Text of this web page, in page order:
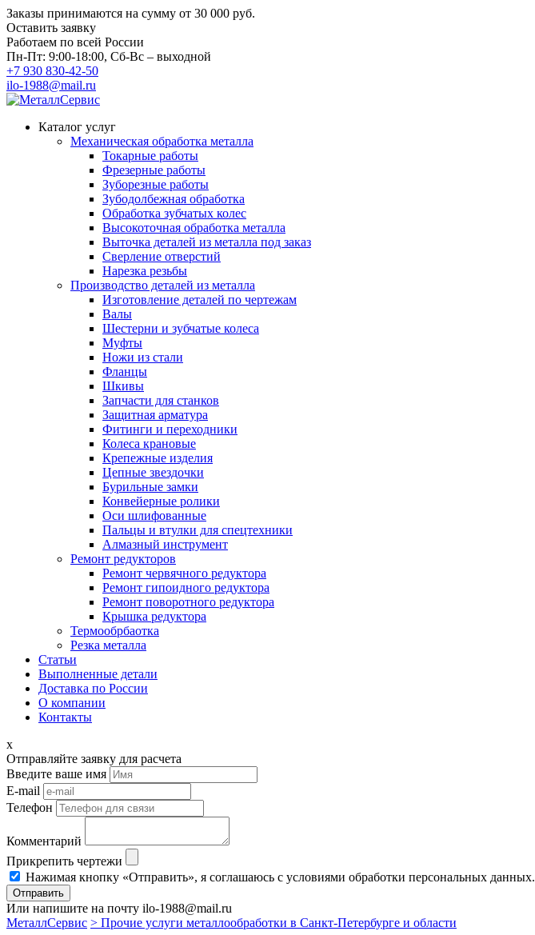
Заказы принимаются на сумму от 30 000 руб.
Оставить заявку
Работаем по всей России
Пн-Пт: 9:00-18:00, Сб-Вс – выходной
+7 930 830-42-50
ilo-1988@mail.ru
Каталог услуг
Механическая обработка металла
Токарные работы
Фрезерные работы
Зуборезные работы
Зубодолбежная обработка
Обработка зубчатых колес
Высокоточная обработка металла
Выточка деталей из металла под заказ
Сверление отверстий
Нарезка резьбы
Производство деталей из металла
Изготовление деталей по чертежам
Валы
Шестерни и зубчатые колеса
Муфты
Ножи из стали
Фланцы
Шкивы
Запчасти для станков
Защитная арматура
Фитинги и переходники
Колеса крановые
Крепежные изделия
Цепные звездочки
Бурильные замки
Конвейерные ролики
Оси шлифованные
Пальцы и втулки для спецтехники
Алмазный инструмент
Ремонт редукторов
Ремонт червячного редуктора
Ремонт гипоидного редуктора
Ремонт поворотного редуктора
Крышка редуктора
Термообрбаотка
Резка металла
Статьи
Выполненные детали
Доставка по России
О компании
Контакты
x
Отправляйте заявку для расчета
Введите ваше имя
E-mail
Телефон
Комментарий
Прикрепить чертежи
Нажимая кнопку «Отправить», я соглашаюсь с условиями обработки персональных данных.
Отправить
Или напишите на почту ilo-1988@mail.ru
МеталлСервис > Прочие услуги металлообработки в Санкт-Петербурге и области